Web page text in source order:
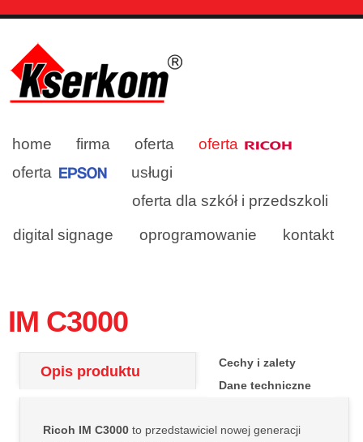
home firma oferta
oferta
oferta
usługi
oferta dla szkół i przedszkoli
digital signage
oprogramowanie kontakt
IM C3000
Opis produktu
Cechy i zalety
Dane techniczne
Ricoh IM C3000 to przedstawiciel nowej generacji